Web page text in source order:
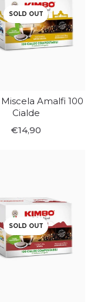
SOLD OUT
Amalfi 100
Cialde
€14,90
SOLD OUT